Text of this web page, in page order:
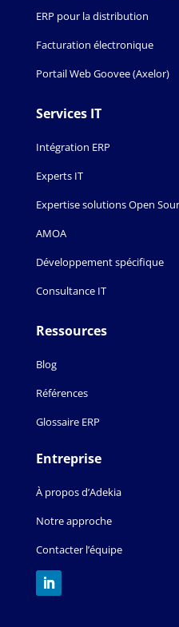
ERP pour la distribution
Facturation électronique
Portail Web Goovee (Axelor)
Services IT
Intégration ERP
Experts IT
Expertise solutions Open
AMOA
Développement spécifique
Consultance IT
Ressources
Blog
Références
Glossaire ERP
Entreprise
À propos d’Adekia
Notre approche
Contacter l’équipe